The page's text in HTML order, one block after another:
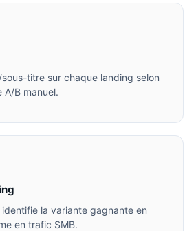
titre sur chaque landing selon
B manuel.
la variante gagnante en
en trafic SMB.